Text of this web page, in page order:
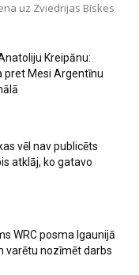
uz Zviedrijas Bīskes
Kreipānu:
pret Mesi Argentīnu
vēl nav publicēts
atklāj, ko gatavo
WRC posma Igaunijā
varētu nozīmēt darbs